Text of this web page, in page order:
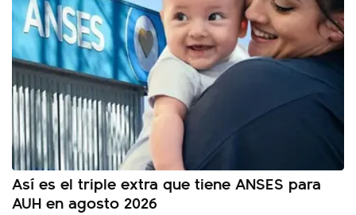
Así es el triple extra que tiene ANSES para
AUH en agosto 2026